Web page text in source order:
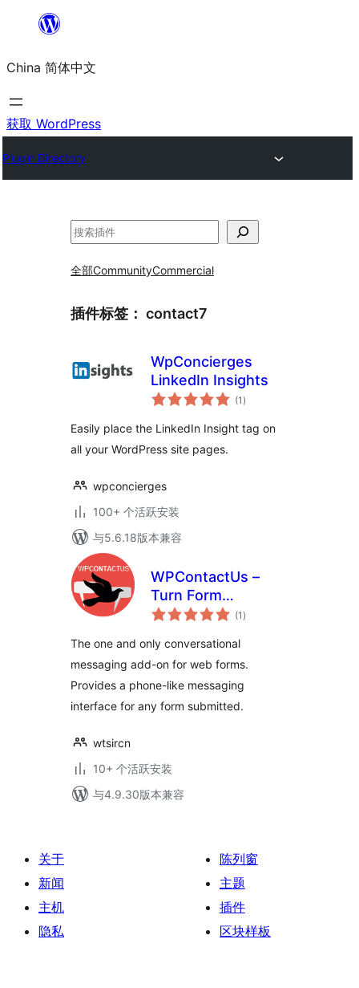
内
容
China 简体中文
获取 WordPress
Plugin Directory
搜
全部CommunityCommercial
插件标签： contact7
WpConcierges
LinkedIn Insights
(1 总
评)
Easily place the LinkedIn Insight tag on
all your WordPress site pages.
wpconcierges
100+ 个活跃安装
与5.6.18版本兼容
WPContactUs –
Turn Form
Submissions into
(1 总
评)
The one and only conversational
messaging add-on for web forms.
Provides a phone-like messaging
interface for any form submitted.
wtsircn
10+ 个活跃安装
与4.9.30版本兼容
关于
新闻
主机
隐私
陈列窗
主题
插件
区块样板